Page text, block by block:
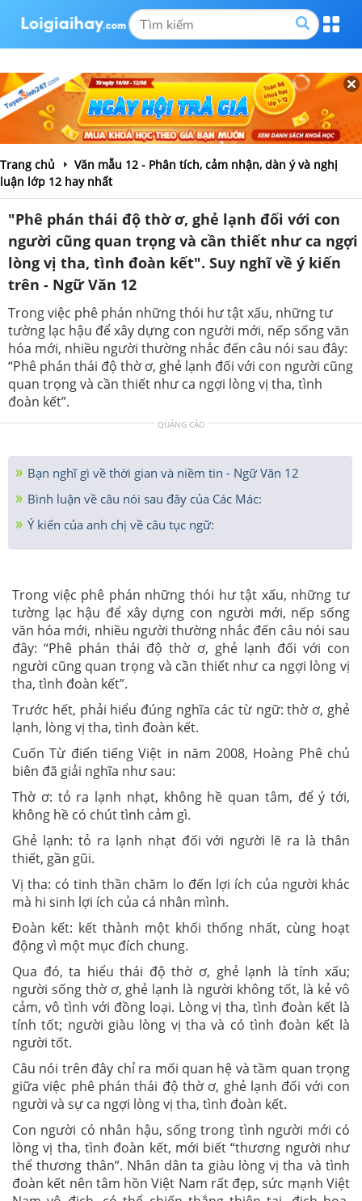
Trang chủ
Văn mẫu 12 - Phân tích, cảm nhận, dàn ý và nghị
luận lớp 12 hay nhất
"Phê phán thái độ thờ ơ, ghẻ lạnh đối với con
người cũng quan trọng và cần thiết như ca ngợi
lòng vị tha, tình đoàn kết". Suy nghĩ về ý kiến
trên - Ngữ Văn 12
Trong việc phê phán những thói hư tật xấu, những tư
tường lạc hậu để xây dựng con người mới, nếp sống văn
hóa mới, nhiều người thường nhắc đến câu nói sau đây:
“Phê phán thái độ thờ ơ, ghẻ lạnh đối với con người cũng
quan trọng và cần thiết như ca ngợi lòng vị tha, tình
đoàn kết”.
QUẢNG CÁO
Bạn nghĩ gì về thời gian và niềm tin - Ngữ Văn 12
Bình luận về câu nói sau đây của Các Mác:
Ý kiến của anh chị về câu tục ngữ:
Trong việc phê phán những thói hư tật xấu, những tư
tường lạc hậu để xây dựng con người mới, nếp sống
văn hóa mới, nhiều người thường nhắc đến câu nói sau
đây: “Phê phán thái độ thờ ơ, ghẻ lạnh đối với con
người cũng quan trọng và cần thiết như ca ngợi lòng vị
tha, tình đoàn kết”.
Trước hết, phải hiểu đúng nghĩa các từ ngữ: thờ ơ, ghẻ
lạnh, lòng vị tha, tình đoàn kết.
Cuốn Từ điển tiếng Việt in năm 2008, Hoàng Phê chủ
biên đã giải nghĩa như sau:
Thờ ơ: tỏ ra lạnh nhạt, không hề quan tâm, để ý tới,
không hề có chút tình cảm gì.
Ghẻ lạnh: tỏ ra lạnh nhạt đối với người lẽ ra là thân
thiết, gần gũi.
Vị tha: có tinh thần chăm lo đến lợi ích của người khác
mà hi sinh lợi ích của cá nhân mình.
Đoàn kết: kết thành một khối thống nhất, cùng hoạt
động vì một mục đích chung.
Qua đó, ta hiểu thái độ thờ ơ, ghẻ lạnh là tính xấu;
người sống thờ ơ, ghẻ lạnh là người không tốt, là kẻ vô
cảm, vô tình với đồng loại. Lòng vị tha, tình đoàn kết là
tính tốt; người giàu lòng vị tha và có tình đoàn kết là
người tốt.
Câu nói trên đây chỉ ra mối quan hệ và tầm quan trọng
giữa việc phê phán thái độ thờ ơ, ghẻ lạnh đối với con
người và sự ca ngợi lòng vị tha, tình đoàn kết.
Con người có nhân hậu, sống trong tình người mới có
lòng vị tha, tình đoàn kết, mới biết “thương người như
thể thương thân”. Nhân dân ta giàu lòng vị tha và tình
đoàn kết nên tâm hồn Việt Nam rất đẹp, sức mạnh Việt